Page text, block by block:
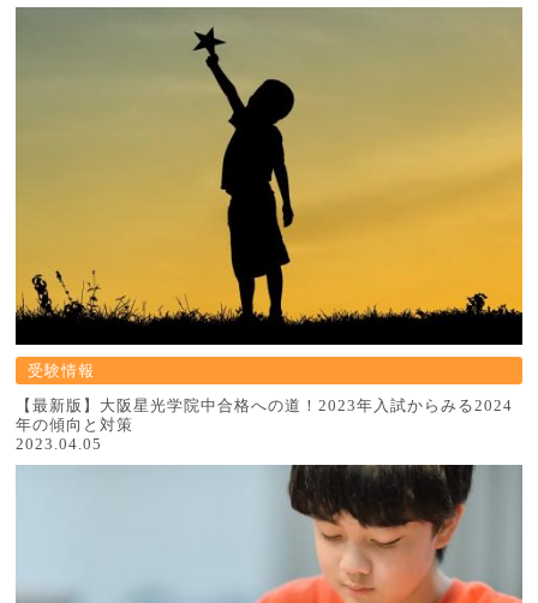
受験情報
【最新版】大阪星光学院中合格への道！2023年入試からみる2024
年の傾向と対策
2023.04.05